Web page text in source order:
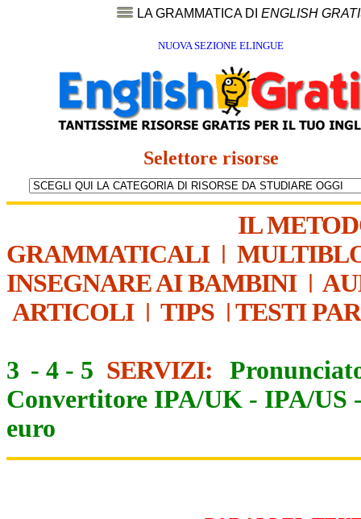
LA GRAMMATICA DI ENGLISH
NUOVA SEZIONE ELINGUE
Selettore risorse
IL
GRAMMATICALI|
INSEGNARE AI BAMBINI|
ARTICOLI| TIPS | TESTI
3 - 4 - 5 SERVIZI:
Convertitore IPA/UK - IPA/US
euro